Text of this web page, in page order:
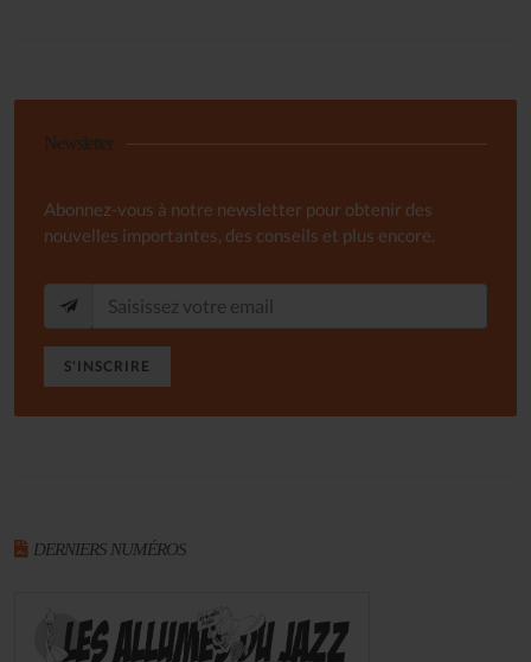
Newsletter
Abonnez-vous à notre newsletter pour obtenir des
nouvelles importantes, des conseils et plus encore.
S'INSCRIRE
DERNIERS NUMÉROS